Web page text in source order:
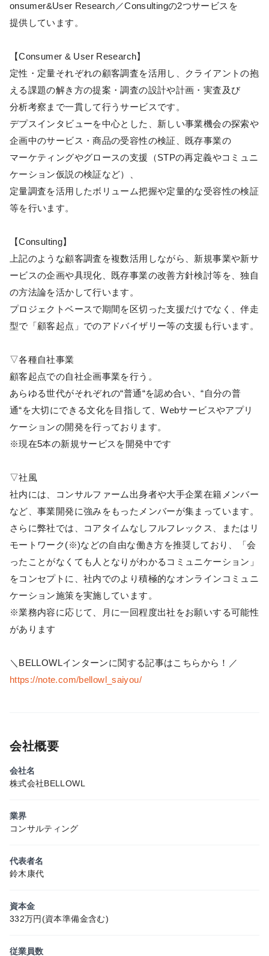
onsumer&User Research／Consultingの2つサービスを
提供しています。
【Consumer & User Research】
定性・定量それぞれの顧客調査を活用し、クライアントの抱
える課題の解き方の提案・調査の設計や計画・実査及び
分析考察まで一貫して行うサービスです。
デプスインタビューを中心とした、新しい事業機会の探索や
企画中のサービス・商品の受容性の検証、既存事業の
マーケティングやグロースの支援（STPの再定義やコミュニ
ケーション仮説の検証など）、
定量調査を活用したボリューム把握や定量的な受容性の検証
等を行います。
【Consulting】
上記のような顧客調査を複数活用しながら、新規事業や新サ
ービスの企画や具現化、既存事業の改善方針検討等を、独自
の方法論を活かして行います。
プロジェクトベースで期間を区切った支援だけでなく、伴走
型で「顧客起点」でのアドバイザリー等の支援も行います。
▽各種自社事業
顧客起点での自社企画事業を行う。
あらゆる世代がそれぞれの“普通“を認め合い、“自分の普
通“を大切にできる文化を目指して、Webサービスやアプリ
ケーションの開発を行っております。
※現在5本の新規サービスを開発中です
▽社風
社内には、コンサルファーム出身者や大手企業在籍メンバー
など、事業開発に強みをもったメンバーが集まっています。
さらに弊社では、コアタイムなしフルフレックス、またはリ
モートワーク(※)などの自由な働き方を推奨しており、「会
ったことがなくても人となりがわかるコミュニケーション」
をコンセプトに、社内でのより積極的なオンラインコミュニ
ケーション施策を実施しています。
※業務内容に応じて、月に一回程度出社をお願いする可能性
があります
＼BELLOWLインターンに関する記事はこちらから！／
https://note.com/bellowl_saiyou/
会社概要
会社名
株式会社BELLOWL
業界
コンサルティング
代表者名
鈴木康代
資本金
332万円(資本準備金含む)
従業員数